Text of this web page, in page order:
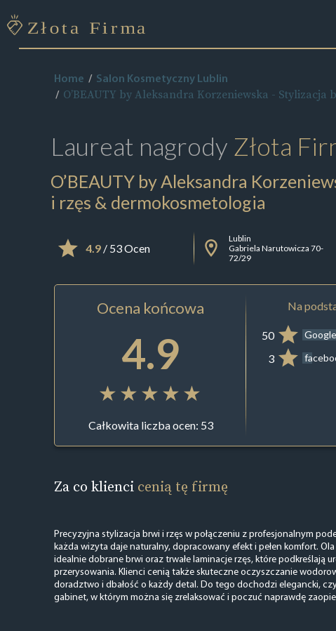
Home Salon Kosmetyczny Lublin
O’BEAUTY by Aleksandra Korzeniewska -
Laureat nagrody Złota
O’BEAUTY by Aleksandra
i rzęs & dermokosmetologia
4.9/ 53 Ocen
Lublin
Gabriela Narutowicza 70-
72/29
Ocena końcowa
4.9
Całkowita liczba ocen: 53
Na
50
3
Za co klienci cenią tę firmę
Precyzyjna stylizacja brwi i rzęs w połączeniu z profesjonalnym
każda wizyta daje naturalny, dopracowany efekt i pełen komfort.
idealnie dobrane brwi oraz trwałe laminacje rzęs, które podkreślają
przerysowania. Klienci cenią także skuteczne oczyszczanie
doradztwo i dbałość o każdy detal. Do tego dochodzi elegancki,
gabinet, w którym można się zrelaksować i poczuć naprawdę